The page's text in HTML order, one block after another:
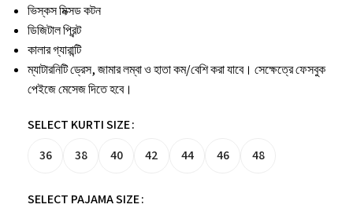
ভিস্কস মিক্সড কটন
ডিজিটাল প্রিন্ট
কালার গ্যারান্টি
ম্যাটারনিটি ড্রেস, জামার লম্বা ও হাতা কম/বেশি করা যাবে। সেক্ষেত্রে ফেসবুক
পেইজে মেসেজ দিতে হবে।
SELECT KURTI SIZE
36
38 40 42 44 46 48
SELECT PAJAMA SIZE